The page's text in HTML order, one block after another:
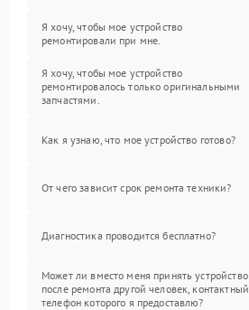
Я хочу, чтобы мое устройство
ремонтировали при мне.
Я хочу, чтобы мое устройство
ремонтировалось только оригинальными
запчастями.
Как я узнаю, что мое устройство готово?
От чего зависит срок ремонта техники?
Диагностика проводится бесплатно?
Может ли вместо меня принять устройство
после ремонта другой человек, контактный
телефон которого я предоставлю?